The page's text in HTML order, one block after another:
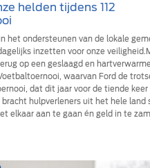
helden tijdens 112
het ondersteunen van de lokale
inzetten voor onze
op een geslaagd en
waarvan Ford de
dat dit jaar voor de tiende keer
hulpverleners uit het hele land
elkaar aan te gaan én geld in te